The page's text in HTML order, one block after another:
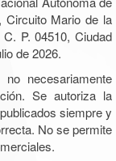
Circuito Mario de la
P. 04510, Ciudad
de 2026.
necesariamente
Se autoriza la
siempre y
No se permite